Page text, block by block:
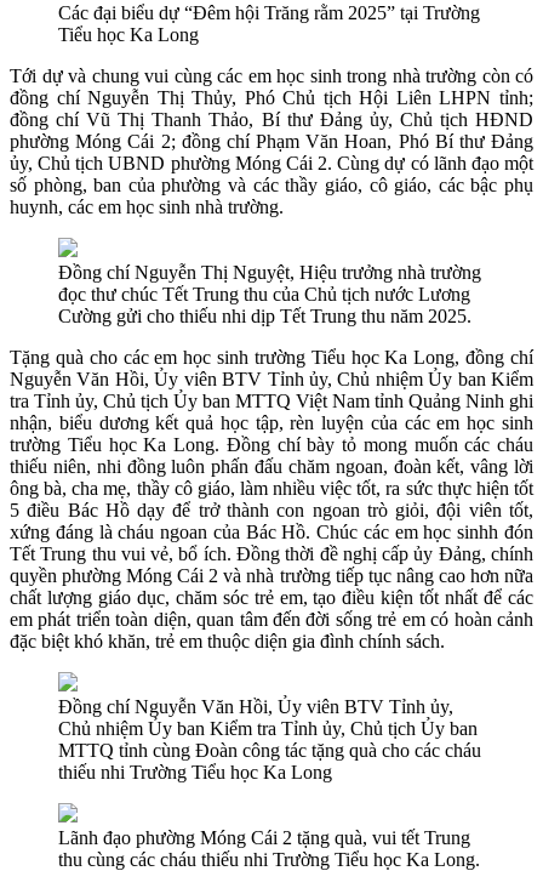
Các đại biểu dự “Đêm hội Trăng rằm 2025” tại Trường
Tiểu học Ka Long
Tới dự và chung vui cùng các em học sinh trong nhà trường còn có
đồng chí Nguyễn Thị Thủy, Phó Chủ tịch Hội Liên LHPN tỉnh;
đồng chí Vũ Thị Thanh Thảo, Bí thư Đảng ủy, Chủ tịch HĐND
phường Móng Cái 2; đồng chí Phạm Văn Hoan, Phó Bí thư Đảng
ủy, Chủ tịch UBND phường Móng Cái 2. Cùng dự có lãnh đạo một
số phòng, ban của phường và các thầy giáo, cô giáo, các bậc phụ
huynh, các em học sinh nhà trường.
Đồng chí Nguyễn Thị Nguyệt, Hiệu trưởng nhà trường
đọc thư chúc Tết Trung thu của Chủ tịch nước Lương
Cường gửi cho thiếu nhi dịp Tết Trung thu năm 2025.
Tặng quà cho các em học sinh trường Tiểu học Ka Long, đồng chí
Nguyễn Văn Hồi, Ủy viên BTV Tỉnh ủy, Chủ nhiệm Ủy ban Kiểm
tra Tỉnh ủy, Chủ tịch Ủy ban MTTQ Việt Nam tỉnh Quảng Ninh ghi
nhận, biểu dương kết quả học tập, rèn luyện của các em học sinh
trường Tiểu học Ka Long. Đồng chí bày tỏ mong muốn các cháu
thiếu niên, nhi đồng luôn phấn đấu chăm ngoan, đoàn kết, vâng lời
ông bà, cha mẹ, thầy cô giáo, làm nhiều việc tốt, ra sức thực hiện tốt
5 điều Bác Hồ dạy để trở thành con ngoan trò giỏi, đội viên tốt,
xứng đáng là cháu ngoan của Bác Hồ. Chúc các em học sinhh đón
Tết Trung thu vui vẻ, bổ ích. Đồng thời đề nghị cấp ủy Đảng, chính
quyền phường Móng Cái 2 và nhà trường tiếp tục nâng cao hơn nữa
chất lượng giáo dục, chăm sóc trẻ em, tạo điều kiện tốt nhất để các
em phát triển toàn diện, quan tâm đến đời sống trẻ em có hoàn cảnh
đặc biệt khó khăn, trẻ em thuộc diện gia đình chính sách.
Đồng chí Nguyễn Văn Hồi, Ủy viên BTV Tỉnh ủy,
Chủ nhiệm Ủy ban Kiểm tra Tỉnh ủy, Chủ tịch Ủy ban
MTTQ tỉnh cùng Đoàn công tác tặng quà cho các cháu
thiếu nhi Trường Tiểu học Ka Long
Lãnh đạo phường Móng Cái 2 tặng quà, vui tết Trung
thu cùng các cháu thiếu nhi Trường Tiểu học Ka Long.